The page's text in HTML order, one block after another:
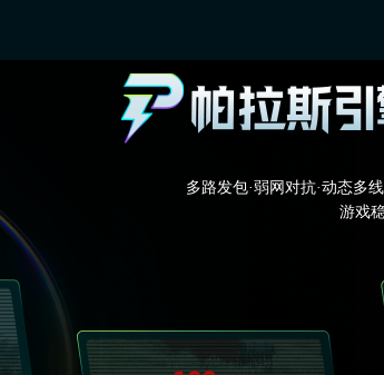
多路发包·弱网对抗·动态多
游戏